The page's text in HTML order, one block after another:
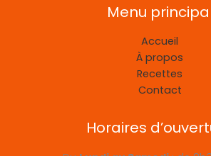
Menu
Accueil
À propos
Recettes
Contact
Horaires